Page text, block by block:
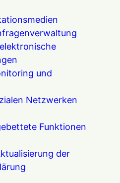
und
Netzwerken
Funktionen
der